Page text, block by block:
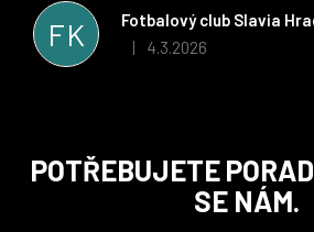
FK
Fotbalový club Slavia
Hodnocení obchodu je 5 z 5
| 4.3.2026
stran. Věříme, že v tomto duchu bude
i nadále, nyní už začínáme řešit i první
POTŘEBUJETE
SE NÁM.